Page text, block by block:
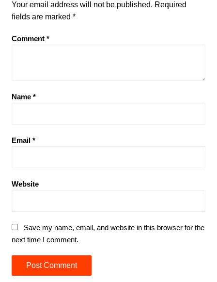
Your email address will not be published. Required
fields are marked *
Comment *
Name *
Email *
Website
Save my name, email, and website in this browser for the
next time I comment.